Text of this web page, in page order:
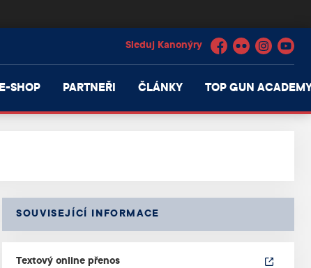
Facebook
Flickr InstagramYouTube
E-SHOP PARTNEŘI ČLÁNKY TOP GUN
SOUVISEJÍCÍ INFORMACE
Textový online přenos